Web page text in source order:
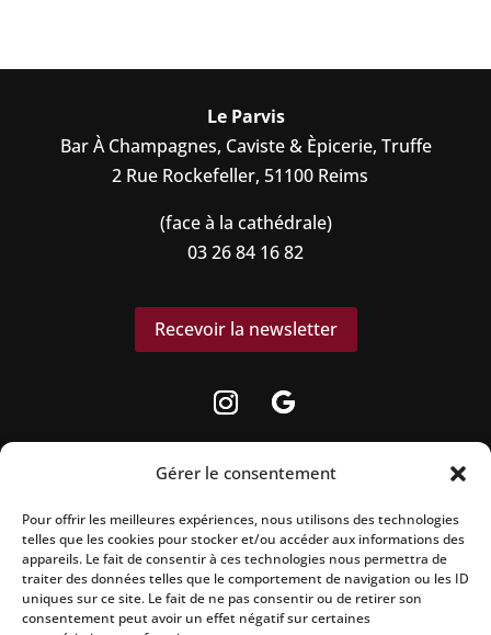
Gérer le consentement
Pour offrir les meilleures expériences, nous utilisons des technologies
telles que les cookies pour stocker et/ou accéder aux informations des
appareils. Le fait de consentir à ces technologies nous permettra de
traiter des données telles que le comportement de navigation ou les ID
uniques sur ce site. Le fait de ne pas consentir ou de retirer son
consentement peut avoir un effet négatif sur certaines
Le Parvis
Bar À Champagnes, Caviste & Èpicerie, Truffe
2 Rue Rockefeller, 51100 Reims
(face à la cathédrale)
03 26 84 16 82
Recevoir la newsletter
La vente d’alcool est strictement interdite aux
mineurs.
L’abus d’alcool est dangereux pour la santé, à